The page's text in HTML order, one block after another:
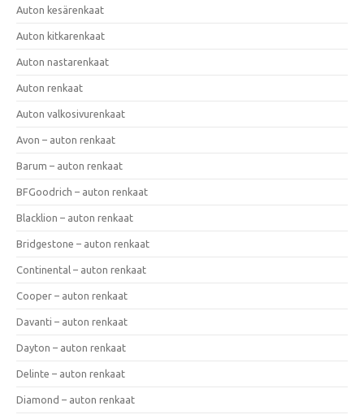
Auton kesärenkaat
Auton kitkarenkaat
Auton nastarenkaat
Auton renkaat
Auton valkosivurenkaat
Avon – auton renkaat
Barum – auton renkaat
BFGoodrich – auton renkaat
Blacklion – auton renkaat
Bridgestone – auton renkaat
Continental – auton renkaat
Cooper – auton renkaat
Davanti – auton renkaat
Dayton – auton renkaat
Delinte – auton renkaat
Diamond – auton renkaat